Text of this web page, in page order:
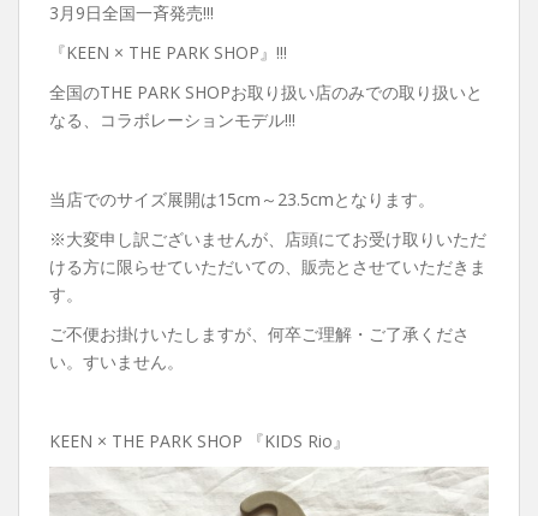
3月9日全国一斉発売!!!
『KEEN × THE PARK SHOP』!!!
全国のTHE PARK SHOPお取り扱い店のみでの取り扱いと
なる、コラボレーションモデル!!!
当店でのサイズ展開は15cm～23.5cmとなります。
※大変申し訳ございませんが、店頭にてお受け取りいただ
ける方に限らせていただいての、販売とさせていただきま
す。
ご不便お掛けいたしますが、何卒ご理解・ご了承くださ
い。すいません。
KEEN × THE PARK SHOP 『KIDS Rio』